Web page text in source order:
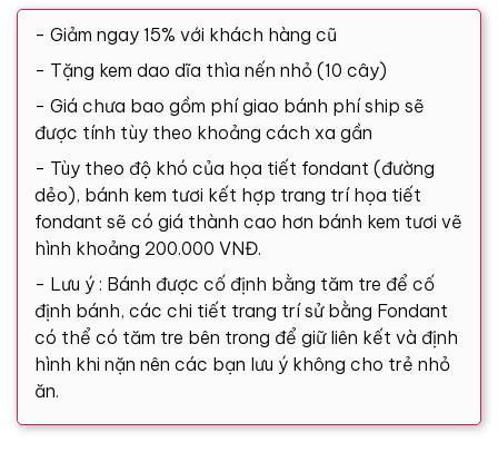
- Giảm ngay 15% với khách hàng cũ
- Tặng kem dao dĩa thìa nến nhỏ (10 cây)
- Giá chưa bao gồm phí giao bánh phí ship sẽ
được tính tùy theo khoảng cách xa gần
- Tùy theo độ khó của họa tiết fondant (đường
dẻo), bánh kem tươi kết hợp trang trí họa tiết
fondant sẽ có giá thành cao hơn bánh kem tươi vẽ
hình khoảng 200.000 VNĐ.
- Lưu ý : Bánh được cố định bằng tăm tre để cố
định bánh, các chi tiết trang trí sử bằng Fondant
có thể có tăm tre bên trong để giữ liên kết và định
hình khi nặn nên các bạn lưu ý không cho trẻ nhỏ
ăn.